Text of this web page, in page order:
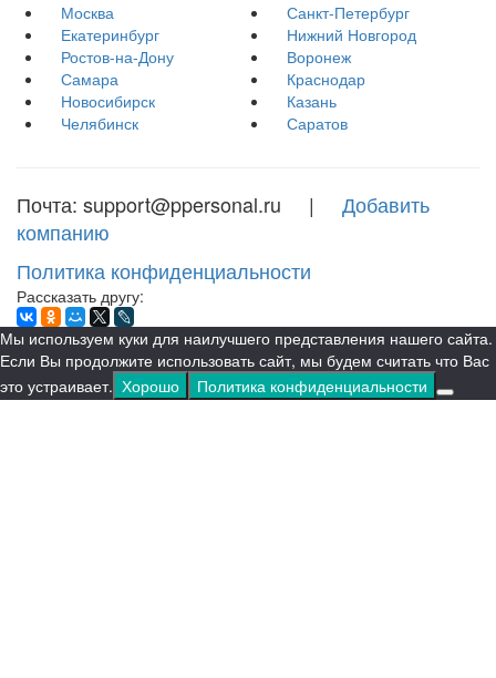
Москва
Санкт-Петербург
Екатеринбург
Нижний Новгород
Ростов-на-Дону
Воронеж
Самара
Краснодар
Новосибирск
Казань
Челябинск
Саратов
Почта: support@ppersonal.ru | Добавить
компанию
Политика конфиденциальности
Рассказать другу:
Мы используем куки для наилучшего представления нашего сайта.
Если Вы продолжите использовать сайт, мы будем считать что Вас
это устраивает. Хорошо Политика конфиденциальности